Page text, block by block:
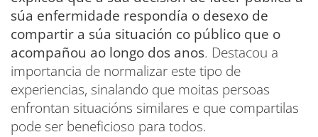
súa enfermidade respondía o desexo de
compartir a súa situación co público que o
acompañou ao longo dos anos. Destacou a
importancia de normalizar este tipo de
experiencias, sinalando que moitas persoas
enfrontan situacións similares e que compartilas
pode ser beneficioso para todos.